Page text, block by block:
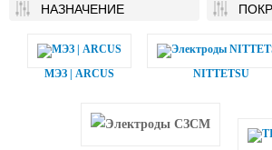
НАЗНАЧЕНИЕ
МЭЗ | ARCUS NITTETSU